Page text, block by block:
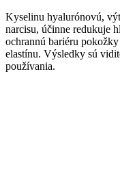
Kyselinu hyalurónovú,
narcisu, účinne redukuje
ochrannú bariéru
elastínu. Výsledky sú
používania.